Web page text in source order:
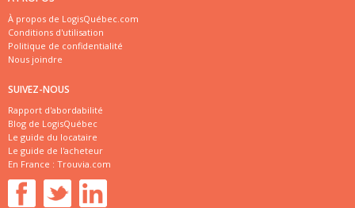
À propos de LogisQuébec.com
Conditions d'utilisation
Politique de confidentialité
Nous joindre
SUIVEZ-NOUS
Rapport d'abordabilité
Blog de LogisQuébec
Le guide du locataire
Le guide de l'acheteur
En France : Trouvia.com